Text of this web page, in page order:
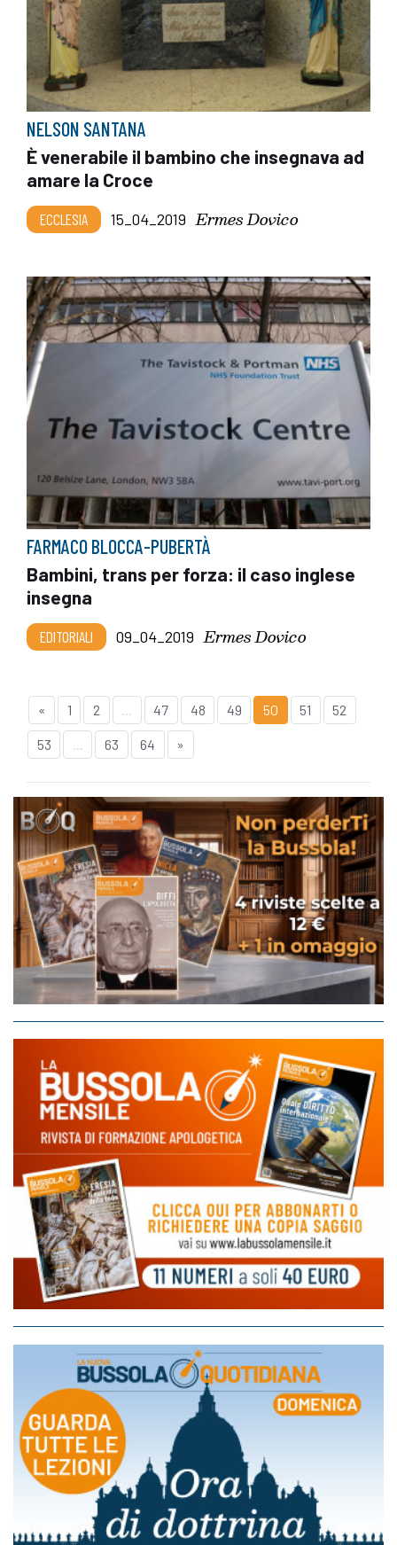
NELSON SANTANA
È venerabile il bambino che insegnava ad
amare la Croce
ECCLESIA 15_04_2019 Ermes Dovico
FARMACO BLOCCA-PUBERTÀ
Bambini, trans per forza: il caso inglese
insegna
EDITORIALI 09_04_2019 Ermes Dovico
« 1 2 ... 47 48 49 50 51 52
53 ... 63 64 »